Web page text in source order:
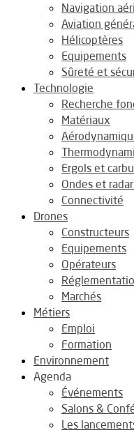
Navigation
Aviation
Hélicoptères
Equipements
Sûreté et
Technologie
Recherche
Matériaux
Ergols et
Ondes et
Connectivité
Drones
Constructeurs
Equipements
Opérateurs
Marchés
Métiers
Emploi
Formation
Environnement
Agenda
Événements
Salons &
Les